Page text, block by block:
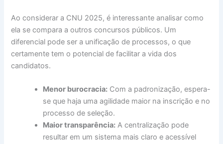
Ao considerar a CNU 2025, é interessante analisar como
ela se compara a outros concursos públicos. Um
diferencial pode ser a unificação de processos, o que
certamente tem o potencial de facilitar a vida dos
candidatos.
Menor burocracia: Com a padronização, espera-
se que haja uma agilidade maior na inscrição e no
processo de seleção.
Maior transparência: A centralização pode
resultar em um sistema mais claro e acessível